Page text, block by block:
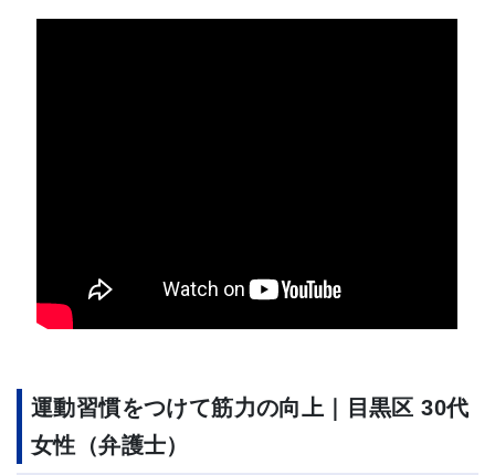
運動習慣をつけて筋力の向上｜目黒区 30代
女性（弁護士）